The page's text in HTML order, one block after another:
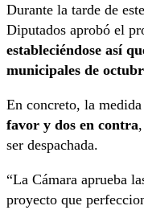
Durante la tarde de
Diputados aprobó el
estableciéndose así
municipales de
En concreto, la
favor y dos en contra
ser despachada.
“La Cámara aprueba
proyecto que